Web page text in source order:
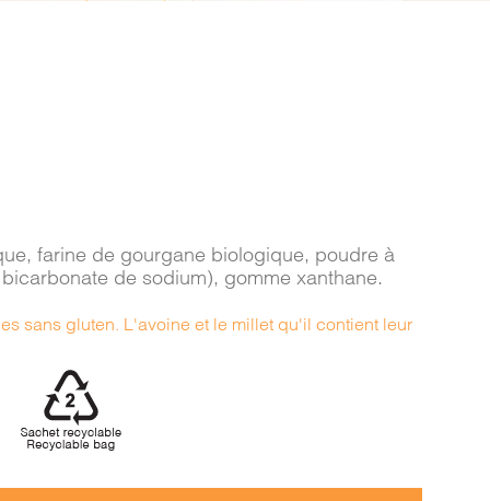
farine de gourgane biologique, poudre à
de sodium), gomme xanthane.
sans gluten. L'avoine et le millet qu'il contient leur